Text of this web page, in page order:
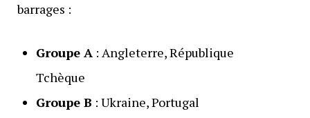
barrages :
Groupe A: Angleterre, République
Tchèque
Groupe B : Ukraine, Portugal